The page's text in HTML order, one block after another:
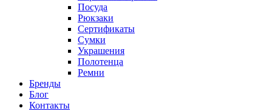
Посуда
Рюкзаки
Сертификаты
Сумки
Украшения
Полотенца
Ремни
Бренды
Блог
Контакты